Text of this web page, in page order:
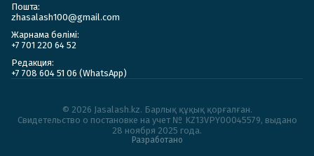
Пошта:
zhasalash100@gmail.com
Жарнама бөлімі:
+7 701 220 64 52
Редакция:
+7 708 604 51 06 (WhatsApp)
© 2026 Jasalash.kz. Барлық құқық қорғалған.
Cвидетельство о постановке на учет № KZ13VPY00045579, выдано
28 ноября 2025 года.
Разработано